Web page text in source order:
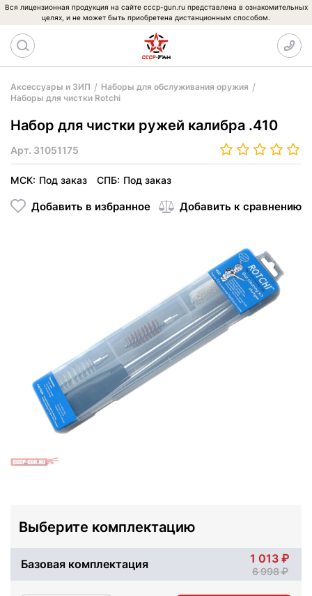
Вся лицензионная продукция на сайте cccp-gun.ru представлена в ознакомительных
целях, и не может быть приобретена дистанционным способом.
Аксессуары и ЗИП
Наборы для обслуживания оружия
Наборы для чистки Rotchi
Набор для чистки ружей калибра .410
Арт. 31051175
МСК: Под заказ СПБ: Под заказ
Добавить в избранное Добавить к сравнению
Выберите комплектацию
Базовая комплектация 1 013
6 998